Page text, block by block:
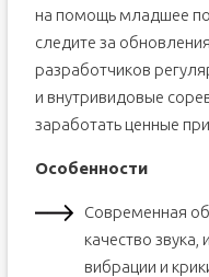
на помощь младшее
следите за
разработчиков
и внутривидовые
заработать ценные
Особенности
Современная
качество
вибрации и